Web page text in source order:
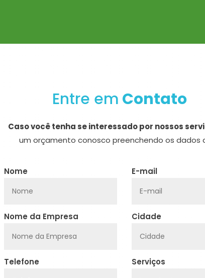
Entre em Contato
Caso você tenha se interessado por nossos
um orçamento conosco preenchendo os dados
Nome E-mail
Nome da Empresa Cidade
Telefone Serviços